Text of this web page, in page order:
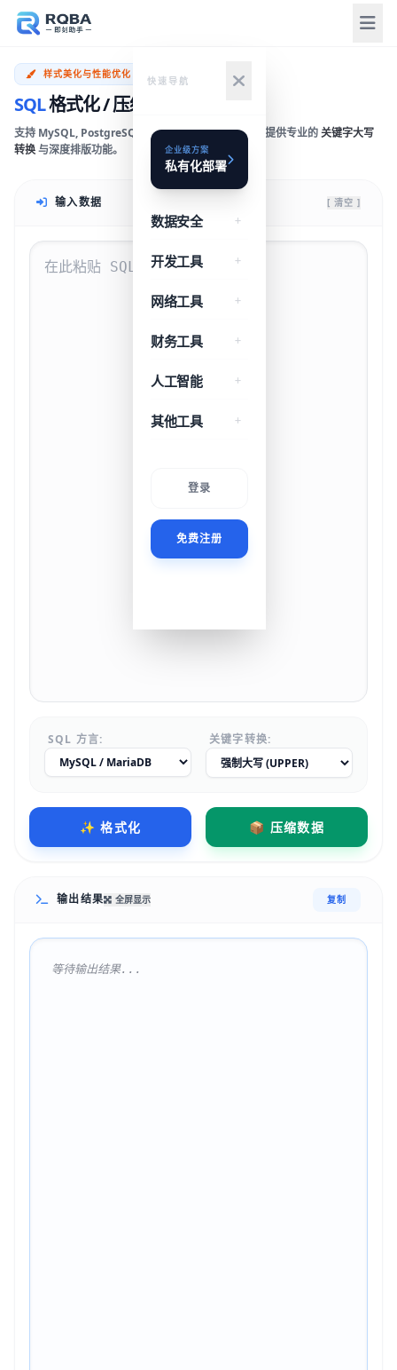
快速导航
企业级方案
私有化部署
数据安全
开发工具
网络工具
财务工具
人工智能
其他工具
登录
免费注册
样式美化与性能优化
SQL格式化 / 压缩
支持 MySQL, PostgreSQL, SQLite, T-SQL 等方言。提供专业的关键字大写
转换与深度排版功能。
输入数据 [ 清空 ]
SQL 方言: 关键字转换:
✨ 格式化 📦 压缩数据
输出结果 全屏显示 复制
等待输出结果...